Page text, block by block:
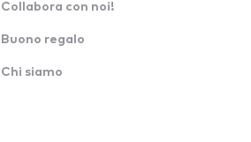
Collabora con noi!
Buono regalo
Chi siamo